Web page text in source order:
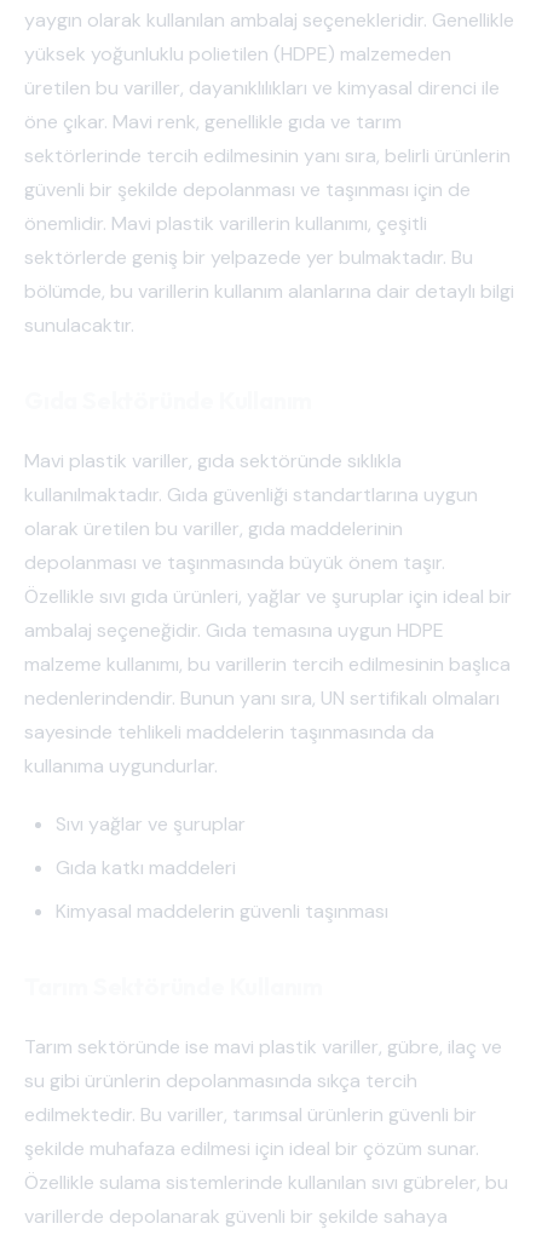
yaygın olarak kullanılan ambalaj seçenekleridir. Genellikle
yüksek yoğunluklu polietilen (HDPE) malzemeden
üretilen bu variller, dayanıklılıkları ve kimyasal direnci ile
öne çıkar. Mavi renk, genellikle gıda ve tarım
sektörlerinde tercih edilmesinin yanı sıra, belirli ürünlerin
güvenli bir şekilde depolanması ve taşınması için de
önemlidir. Mavi plastik varillerin kullanımı, çeşitli
sektörlerde geniş bir yelpazede yer bulmaktadır. Bu
bölümde, bu varillerin kullanım alanlarına dair detaylı bilgi
sunulacaktır.
Mavi plastik variller, gıda sektöründe sıklıkla
kullanılmaktadır. Gıda güvenliği standartlarına uygun
olarak üretilen bu variller, gıda maddelerinin
depolanması ve taşınmasında büyük önem taşır.
Özellikle sıvı gıda ürünleri, yağlar ve şuruplar için ideal bir
ambalaj seçeneğidir. Gıda temasına uygun HDPE
malzeme kullanımı, bu varillerin tercih edilmesinin başlıca
nedenlerindendir. Bunun yanı sıra, UN sertifikalı olmaları
sayesinde tehlikeli maddelerin taşınmasında da
kullanıma uygundurlar.
Sıvı yağlar ve şuruplar
Gıda katkı maddeleri
Kimyasal maddelerin güvenli taşınması
Tarım sektöründe ise mavi plastik variller, gübre, ilaç ve
su gibi ürünlerin depolanmasında sıkça tercih
edilmektedir. Bu variller, tarımsal ürünlerin güvenli bir
şekilde muhafaza edilmesi için ideal bir çözüm sunar.
Özellikle sulama sistemlerinde kullanılan sıvı gübreler, bu
varillerde depolanarak güvenli bir şekilde sahaya